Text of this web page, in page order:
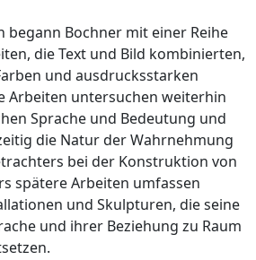
begann Bochner mit einer Reihe
die Text und Bild kombinierten,
und ausdrucksstarken
Arbeiten untersuchen weiterhin
Sprache und Bedeutung und
die Natur der Wahrnehmung
bei der Konstruktion von
spätere Arbeiten umfassen
und Skulpturen, die seine
und ihrer Beziehung zu Raum